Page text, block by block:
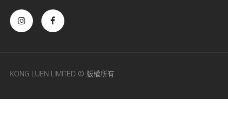
KONG LUEN LIMITED © 版權所有